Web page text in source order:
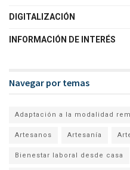
DIGITALIZACIÓN
INFORMACIÓN DE INTERÉS
Navegar por temas
Adaptación a la modalidad
Artesanos Artesanía
Bienestar laboral desde casa